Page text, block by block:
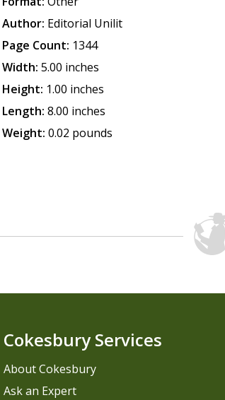
Author: Editorial Unilit
Page Count: 1344
Width: 5.00 inches
Height: 1.00 inches
Length: 8.00 inches
Weight: 0.02 pounds
Cokesbury Services
About Cokesbury
Ask an Expert